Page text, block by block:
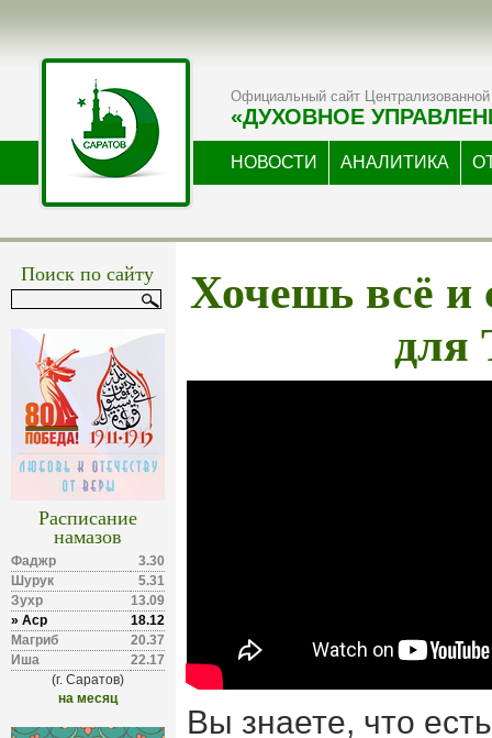
Официальный сайт Централизованной
«ДУХОВНОЕ
НОВОСТИ АНАЛИТИКА
Поиск по сайту
Расписание
намазов
Фаджр
3.30
Шурук
5.31
Зухр
13.09
» Аср
18.12
Магриб
20.37
Иша
22.17
(г. Саратов)
на месяц
Хочешь всё
Вы знаете, что